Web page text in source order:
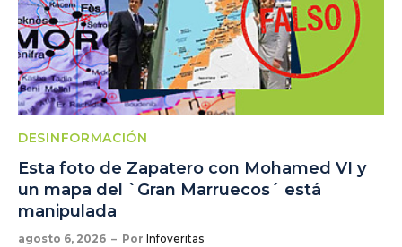
DESINFORMACIÓN
Esta foto de Zapatero con Mohamed VI y
un mapa del `Gran Marruecos´ está
manipulada
agosto 6, 2026 Por Infoveritas